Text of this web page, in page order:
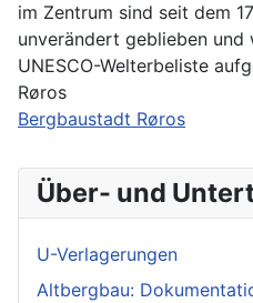
im Zentrum sind seit dem
unverändert geblieben und
UNESCO-Welterbeliste
Røros
Bergbaustadt Røros
Über- und
U-Verlagerungen
Altbergbau: